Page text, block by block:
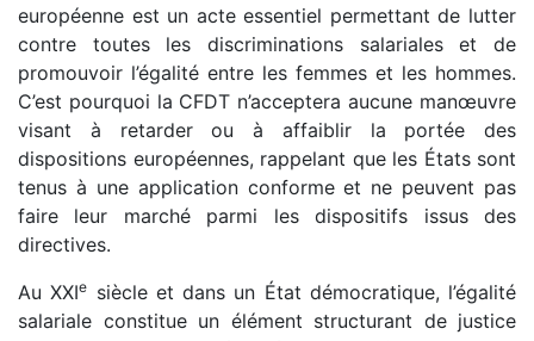
européenne est un acte essentiel permettant de lutter
contre toutes les discriminations salariales et de
promouvoir l’égalité entre les femmes et les hommes.
C’est pourquoi la CFDT n’acceptera aucune manœuvre
visant à retarder ou à affaiblir la portée des
dispositions européennes, rappelant que les États sont
tenus à une application conforme et ne peuvent pas
faire leur marché parmi les dispositifs issus des
directives.
Au XXIe siècle et dans un État démocratique, l’égalité
salariale constitue un élément structurant de justice